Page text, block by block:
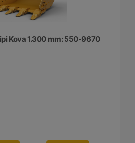
Kova 1.300 mm: 550-9670